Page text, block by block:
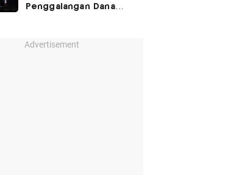
Penggalangan Dana
Advertisement